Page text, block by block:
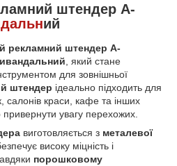
штендер А-
ий
рекламний штендер А-
, який стане
для зовнішньої
штендер ідеально підходить для
салонів краси, кафе та інших
привернути увагу перехожих.
виготовляється з металевої
високу міцність і
порошковому